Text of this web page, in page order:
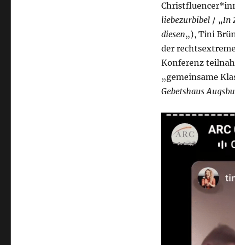
liebezurbibel/ „In
diesen„), Tini
der
Konferenz
„gemeinsame
Gebetshaus